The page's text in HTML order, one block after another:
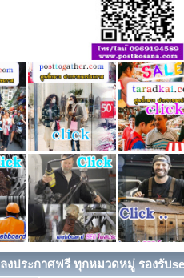
ลงประกาศฟรี ทุกหมวดหมู่ รองรับ